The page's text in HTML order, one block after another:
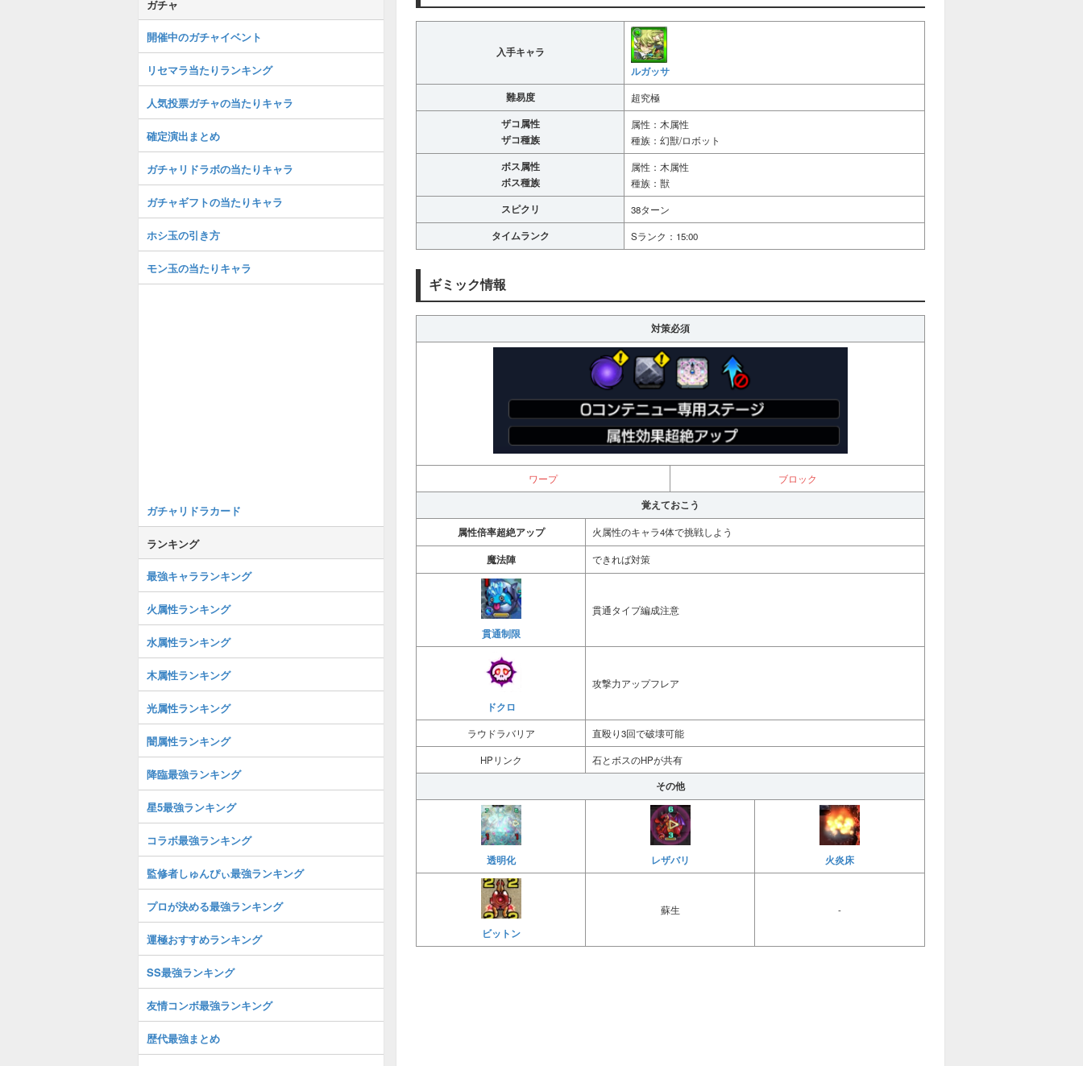
入手キャラ
ルガッサ
難易度 超究極
ザコ属性
ザコ種族
属性：木属性
種族：幻獣/ロボット
ボス属性
ボス種族
属性：木属性
種族：獣
スピクリ 38ターン
タイムランク Sランク：15:00
ギミック情報
対策必須
ワープ ブロック
覚えておこう
属性倍率超絶アップ
火属性のキャラ4体で挑戦しよう
魔法陣 できれば対策
貫通制限
貫通タイプ編成注意
ドクロ
攻撃力アップフレア
ラウドラバリア 直殴り3回で破壊可能
HPリンク 石とボスのHPが共有
その他
透明化 レザバリ 火炎床
ビットン
蘇生 -
ガチャ
開催中のガチャイベント
リセマラ当たりランキング
人気投票ガチャの当たりキャラ
確定演出まとめ
ガチャリドラボの当たりキャラ
ガチャギフトの当たりキャラ
ホシ玉の引き方
モン玉の当たりキャラ
ガチャリドラカード
ランキング
最強キャラランキング
火属性ランキング
水属性ランキング
木属性ランキング
光属性ランキング
闇属性ランキング
降臨最強ランキング
星5最強ランキング
コラボ最強ランキング
監修者しゅんぴぃ最強ランキング
プロが決める最強ランキング
運極おすすめランキング
SS最強ランキング
友情コンボ最強ランキング
歴代最強まとめ